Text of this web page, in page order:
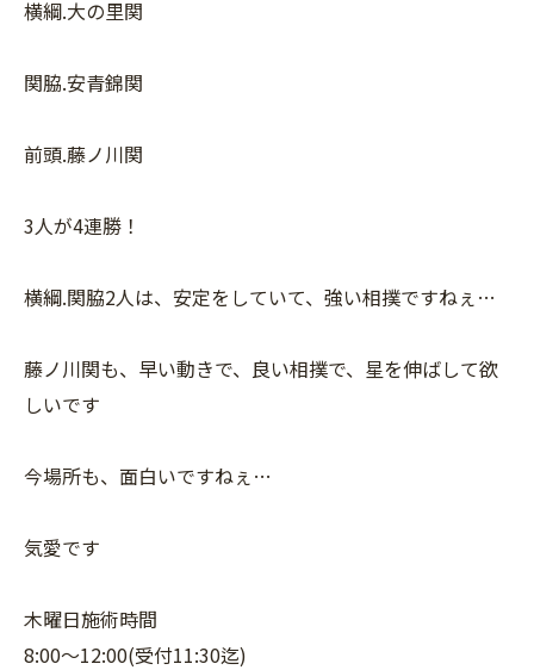
横綱.大の里関
関脇.安青錦関
前頭.藤ノ川関
3人が4連勝！
横綱.関脇2人は、安定をしていて、強い相撲ですねぇ…
藤ノ川関も、早い動きで、良い相撲で、星を伸ばして欲
しいです
今場所も、面白いですねぇ…
気愛です
木曜日施術時間
8:00〜12:00(受付11:30迄)